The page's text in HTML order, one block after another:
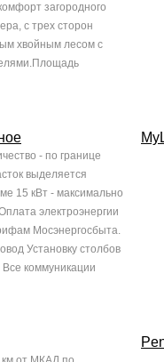
загородного
с трех сторон
хвойным лесом с
- по границе
выделяется
15 кВт - максимально
электроэнергии
Мосэнергосбыта.
Установку столбов
коммуникации